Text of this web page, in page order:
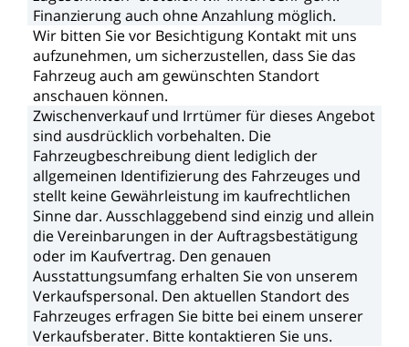
Finanzierungauch ohneAnzahlung möglich.
Wir bitten Sievor Besichtigung Kontakt mit uns
aufzunehmen, um sicherzustellen, dass Sie das
Fahrzeugauch am gewünschten Standort
anschauen können.
Zwischenverkauf und Irrtümerfür dieses Angebot
sind ausdrücklich vorbehalten. Die
Fahrzeugbeschreibung dient lediglich der
allgemeinen Identifizierung des Fahrzeuges und
stellt keine Gewährleistung im kaufrechtlichen
Sinne dar. Ausschlaggebend sind einzig und allein
dieVereinbarungen in derAuftragsbestätigung
oder im Kaufvertrag. Den genauen
Ausstattungsumfang erhalten Sievon unserem
Verkaufspersonal. Den aktuellen Standort des
Fahrzeuges erfragen Sie bitte bei einem unserer
Verkaufsberater. Bitte kontaktieren Sie uns.